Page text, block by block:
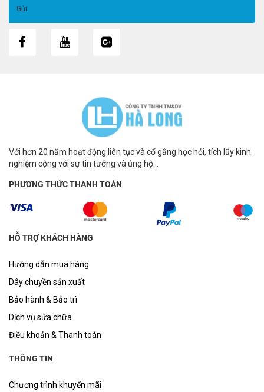
Với hơn 20 năm hoạt động liên tục và cố gắng học hỏi, tích lũy kinh
nghiệm cộng với sự tin tưởng và ủng hộ...
PHƯƠNG THỨC THANH TOÁN
HỖ TRỢ KHÁCH HÀNG
Hướng dẫn mua hàng
Dây chuyền sản xuất
Bảo hành & Bảo trì
Dịch vụ sửa chữa
Điều khoản & Thanh toán
THÔNG TIN
Chương trình khuyến mãi